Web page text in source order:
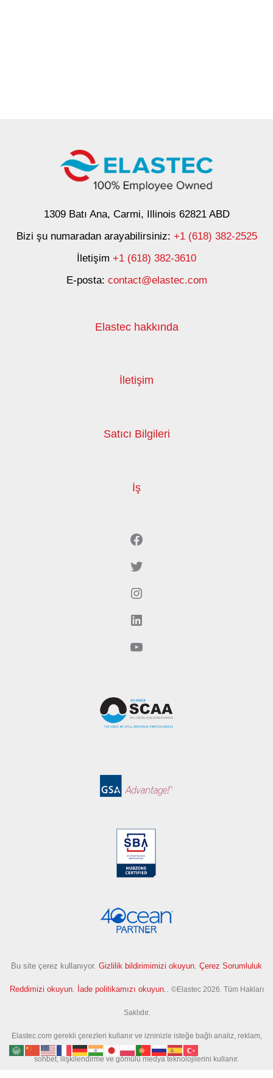
1309 Batı Ana, Carmi, Illinois 62821 ABD
Bizi şu numaradan arayabilirsiniz: +1 (618) 382-2525
İletişim +1 (618) 382-3610
E-posta: contact@elastec.com
Elastec hakkında
İletişim
Satıcı Bilgileri
İş
Facebook
Twitter
Instagram
LinkedIn
YouTube
Bu site çerez kullanıyor. Gizlilik bildirimimizi okuyun. Çerez Sorumluluk
Reddimizi okuyun. İade politikamızı okuyun.. ©Elastec 2026. Tüm Hakları
Saklıdır.
Elastec.com gerekli çerezleri kullanır ve izninizle isteğe bağlı analiz, reklam,
sohbet, ilişkilendirme ve gömülü medya teknolojilerini kullanır.